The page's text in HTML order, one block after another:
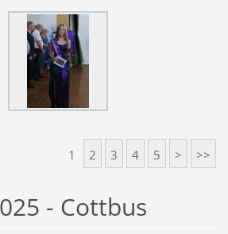
1 2 3 4 5 > >>
- Cottbus